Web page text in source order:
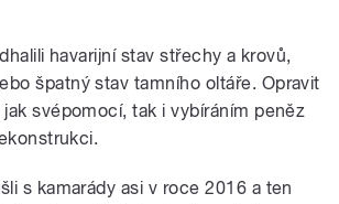
havarijní stav střechy a krovů,
špatný stav tamního oltáře. Opravit
svépomocí, tak i vybíráním peněz
s kamarády asi v roce 2016 a ten